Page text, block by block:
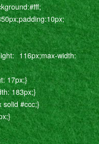
116px;max-width:
17px;}
183px;}
solid #ccc;}